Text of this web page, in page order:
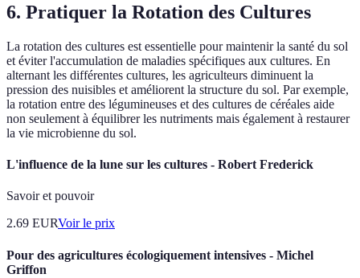
6. Pratiquer la Rotation des Cultures
La rotation des cultures est essentielle pour maintenir la santé du sol
et éviter l'accumulation de maladies spécifiques aux cultures. En
alternant les différentes cultures, les agriculteurs diminuent la
pression des nuisibles et améliorent la structure du sol. Par exemple,
la rotation entre des légumineuses et des cultures de céréales aide
non seulement à équilibrer les nutriments mais également à restaurer
la vie microbienne du sol.
L'influence de la lune sur les cultures - Robert Frederick
Savoir et pouvoir
2.69 EURVoir le prix
Pour des agricultures écologiquement intensives - Michel
Griffon